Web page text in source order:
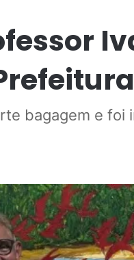
bagagem e foi